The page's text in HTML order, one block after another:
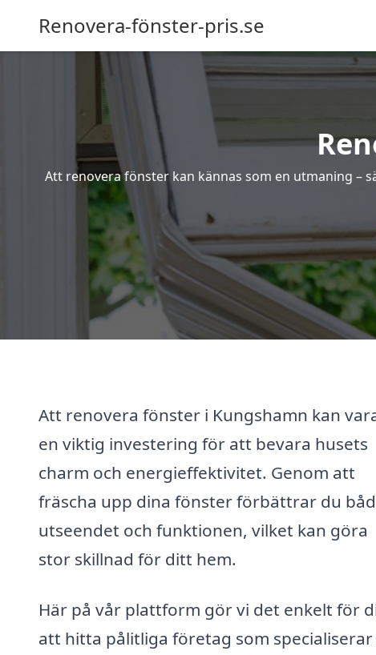
Renovera-fönster-pris.se
Att renovera fönster kan kännas som en utmaning –
Att renovera fönster i Kungshamn kan
en viktig investering för att bevara husets
charm och energieffektivitet. Genom att
fräscha upp dina fönster förbättrar du
utseendet och funktionen, vilket kan göra
stor skillnad för ditt hem.
Här på vår plattform gör vi det enkelt för
att hitta pålitliga företag som specialiserar